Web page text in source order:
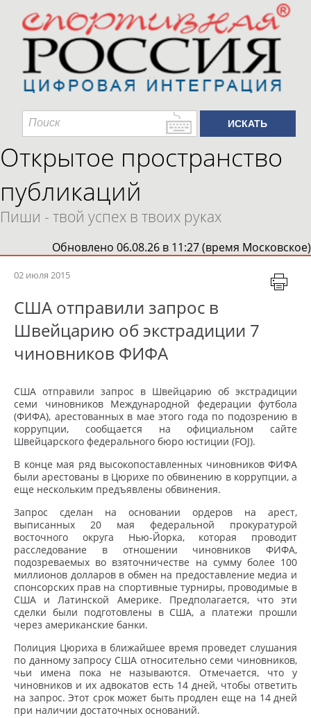
Открытое пространство
публикаций
Пиши - твой успех в твоих руках
Обновлено 06.08.26 в 11:27 (время Московское)
02 июля 2015
США отправили запрос в
Швейцарию об экстрадиции 7
чиновников ФИФА
США отправили запрос в Швейцарию об экстрадиции
семи чиновников Международной федерации футбола
(ФИФА), арестованных в мае этого года по подозрению в
коррупции, сообщается на официальном сайте
Швейцарского федерального бюро юстиции (FOJ).
В конце мая ряд высокопоставленных чиновников ФИФА
были арестованы в Цюрихе по обвинению в коррупции, а
еще нескольким предъявлены обвинения.
Запрос сделан на основании ордеров на арест,
выписанных 20 мая федеральной прокуратурой
восточного округа Нью-Йорка, которая проводит
расследование в отношении чиновников ФИФА,
подозреваемых во взяточничестве на сумму более 100
миллионов долларов в обмен на предоставление медиа и
спонсорских прав на спортивные турниры, проводимые в
США и Латинской Америке. Предполагается, что эти
сделки были подготовлены в США, а платежи прошли
через американские банки.
Полиция Цюриха в ближайшее время проведет слушания
по данному запросу США относительно семи чиновников,
чьи имена пока не называются. Отмечается, что у
чиновников и их адвокатов есть 14 дней, чтобы ответить
на запрос. Этот срок может быть продлен еще на 14 дней
при наличии достаточных оснований.